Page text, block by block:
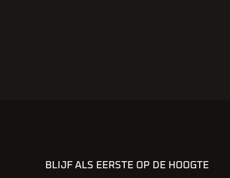
BLIJF ALS EERSTE OP DE HOOGTE